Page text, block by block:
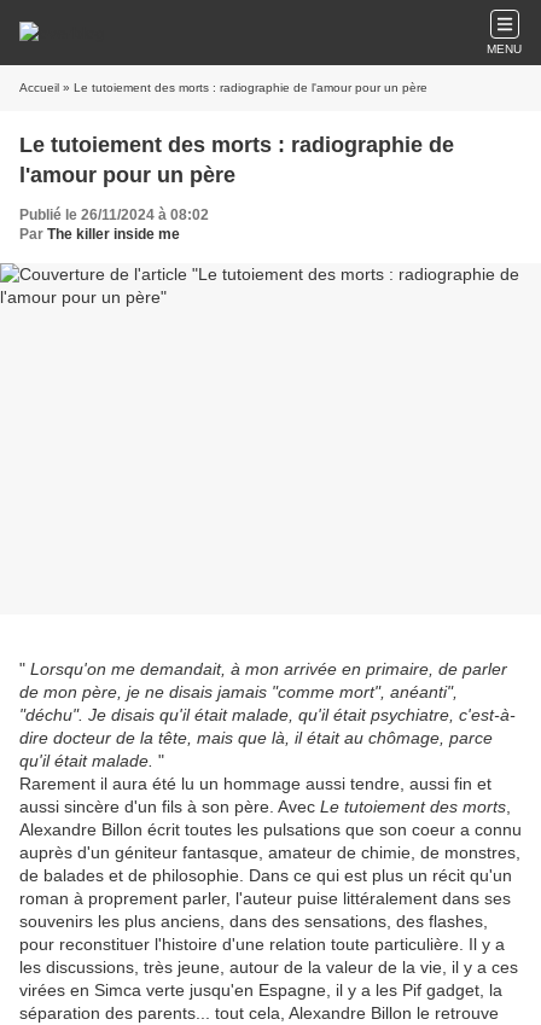
MENU
Accueil » Le tutoiement des morts : radiographie de l'amour pour un père
Le tutoiement des morts : radiographie de
l'amour pour un père
Publié le 26/11/2024 à 08:02
Par The killer inside me
" Lorsqu'on me demandait, à mon arrivée en primaire, de parler
de mon père, je ne disais jamais "comme mort", anéanti",
"déchu". Je disais qu'il était malade, qu'il était psychiatre, c'est-à-
dire docteur de la tête, mais que là, il était au chômage, parce
qu'il était malade. "
Rarement il aura été lu un hommage aussi tendre, aussi fin et
aussi sincère d'un fils à son père. Avec Le tutoiement des morts
Alexandre Billon écrit toutes les pulsations que son coeur a connu
auprès d'un géniteur fantasque, amateur de chimie, de monstres,
de balades et de philosophie. Dans ce qui est plus un récit qu'un
roman à proprement parler, l'auteur puise littéralement dans ses
souvenirs les plus anciens, dans des sensations, des flashes,
pour reconstituer l'histoire d'une relation toute particulière. Il y a
les discussions, très jeune, autour de la valeur de la vie, il y a ces
virées en Simca verte jusqu'en Espagne, il y a les Pif gadget, la
séparation des parents... tout cela, Alexandre Billon le retrouve